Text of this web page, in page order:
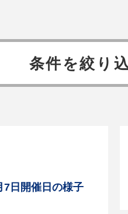
条件を絞り
7日開催日の様子